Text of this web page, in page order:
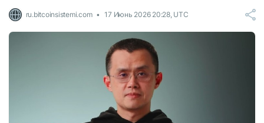
ru.bitcoinsistemi.com 17 Июнь 2026 20:28, UTC